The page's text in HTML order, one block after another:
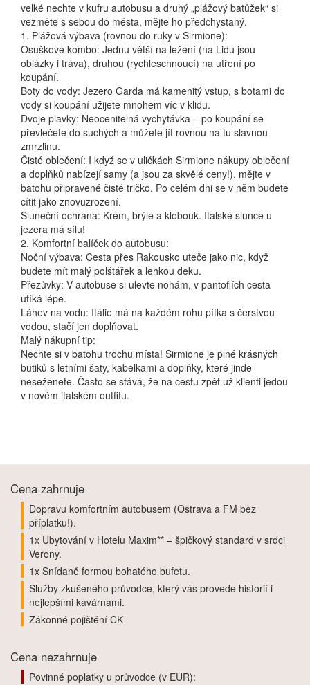
velké nechte v kufru autobusu a druhý „plážový batůžek“ si
vezměte s sebou do města, mějte ho předchystaný.
1. Plážová výbava (rovnou do ruky v Sirmione):
Osuškové kombo: Jednu větší na ležení (na Lidu jsou
oblázky i tráva), druhou (rychleschnoucí) na utření po
koupání.
Boty do vody: Jezero Garda má kamenitý vstup, s botami do
vody si koupání užijete mnohem víc v klidu.
Dvoje plavky: Neocenitelná vychytávka – po koupání se
převlečete do suchých a můžete jít rovnou na tu slavnou
zmrzlinu.
Čisté oblečení: I když se v uličkách Sirmione nákupy oblečení
a doplňků nabízejí samy (a jsou za skvělé ceny!), mějte v
batohu připravené čisté tričko. Po celém dni se v něm budete
cítit jako znovuzrození.
Sluneční ochrana: Krém, brýle a klobouk. Italské slunce u
jezera má sílu!
2. Komfortní balíček do autobusu:
Noční výbava: Cesta přes Rakousko uteče jako nic, když
budete mít malý polštářek a lehkou deku.
Přezůvky: V autobuse si ulevte nohám, v pantoflích cesta
utíká lépe.
Láhev na vodu: Itálie má na každém rohu pítka s čerstvou
vodou, stačí jen doplňovat.
Malý nákupní tip:
Nechte si v batohu trochu místa! Sirmione je plné krásných
butiků s letními šaty, kabelkami a doplňky, které jinde
neseženete. Často se stává, že na cestu zpět už klienti jedou
v novém italském outfitu.
Cena zahrnuje
Dopravu komfortním autobusem (Ostrava a FM bez
příplatku!).
1x Ubytování v Hotelu Maxim** – špičkový standard v srdci
Verony.
1x Snídaně formou bohatého bufetu.
Služby zkušeného průvodce, který vás provede historií i
nejlepšími kavárnami.
Zákonné pojištění CK
Cena nezahrnuje
Povinné poplatky u průvodce (v EUR):